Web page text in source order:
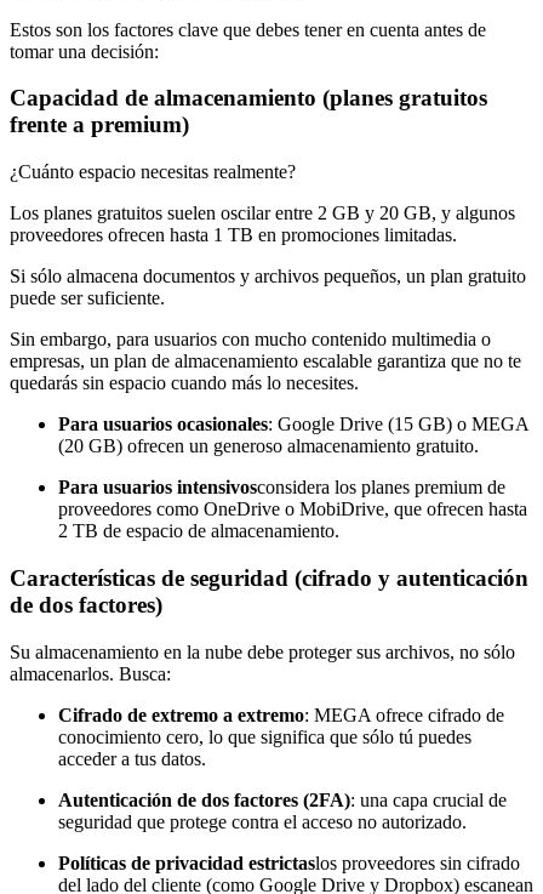
Estos son los factores clave que debes tener en cuenta antes de
tomar una decisión:
Capacidad de almacenamiento (planes gratuitos
frente a premium)
¿Cuánto espacio necesitas realmente?
Los planes gratuitos suelen oscilar entre 2 GB y 20 GB, y algunos
proveedores ofrecen hasta 1 TB en promociones limitadas.
Si sólo almacena documentos y archivos pequeños, un plan gratuito
puede ser suficiente.
Sin embargo, para usuarios con mucho contenido multimedia o
empresas, un plan de almacenamiento escalable garantiza que no te
quedarás sin espacio cuando más lo necesites.
Para usuarios ocasionales: Google Drive (15 GB) o MEGA
(20 GB) ofrecen un generoso almacenamiento gratuito.
Para usuarios intensivosconsidera los planes premium de
proveedores como OneDrive o MobiDrive, que ofrecen hasta
2 TB de espacio de almacenamiento.
Características de seguridad (cifrado y autenticación
de dos factores)
Su almacenamiento en la nube debe proteger sus archivos, no sólo
almacenarlos. Busca:
Cifrado de extremo a extremo: MEGA ofrece cifrado de
conocimiento cero, lo que significa que sólo tú puedes
acceder a tus datos.
Autenticación de dos factores (2FA): una capa crucial de
seguridad que protege contra el acceso no autorizado.
Políticas de privacidad estrictaslos proveedores sin cifrado
del lado del cliente (como Google Drive y Dropbox) escanean